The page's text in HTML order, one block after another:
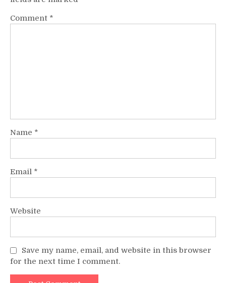
Comment *
Name *
Email *
Website
Save my name, email, and website in this browser
for the next time I comment.